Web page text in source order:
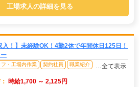
工場求人の詳細を見る
入！】未経験OK！4勤2休で年間休日125日！
・工場内作業 契約社員 職業紹介 …全て表示
時給1,700 ～ 2,125円